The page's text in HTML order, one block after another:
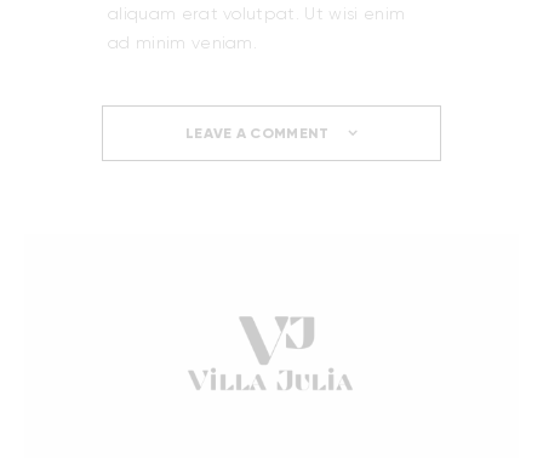
aliquam erat volutpat. Ut wisi enim
ad minim veniam.
LEAVE A COMMENT